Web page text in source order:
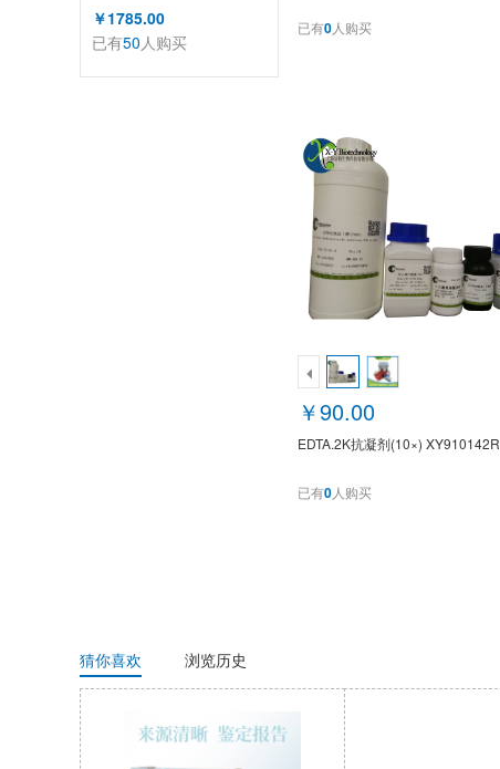
￥1785.00
已有50人购买
已有0人购买
￥90.00
EDTA.2K抗凝剂(10×) XY910142R
已有0人购买
猜你喜欢 浏览历史